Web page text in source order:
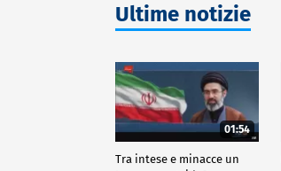
Ultime notizie
01:54
Tra intese e minacce un